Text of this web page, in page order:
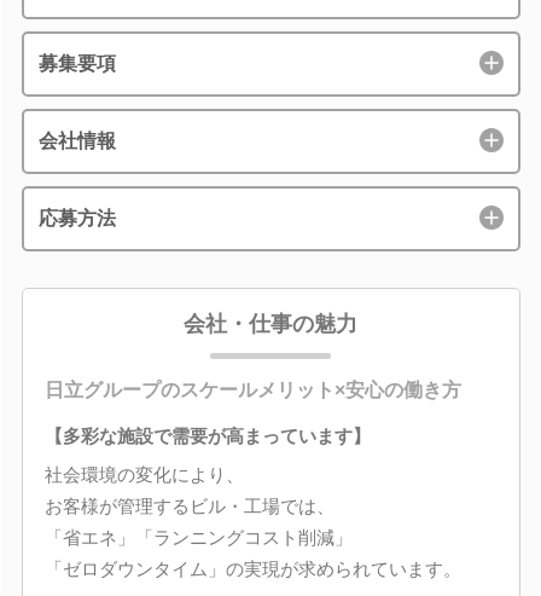
募集要項
会社情報
応募方法
会社・仕事の魅力
日立グループのスケールメリット×安心の働き方
【多彩な施設で需要が高まっています】
社会環境の変化により、
お客様が管理するビル・工場では、
「省エネ」「ランニングコスト削減」
「ゼロダウンタイム」の実現が求められています。